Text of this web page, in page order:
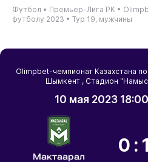
Футбол • Премьер-Лига РК •
футболу 2023 • Тур 19, мужчины
Olimpbet-чемпионат Казахстана
Шымкент , Стадион
10 мая 2023 18:00
Мактаарал
0:1